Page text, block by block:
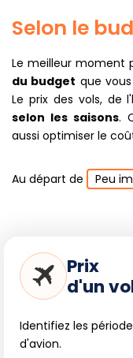
Selon le
Le meilleur moment
du budget que
Le prix des vols, de
selon les saisons.
aussi optimiser le
Au départ de Peu
Prix
d'un
Identifiez les
d'avion.